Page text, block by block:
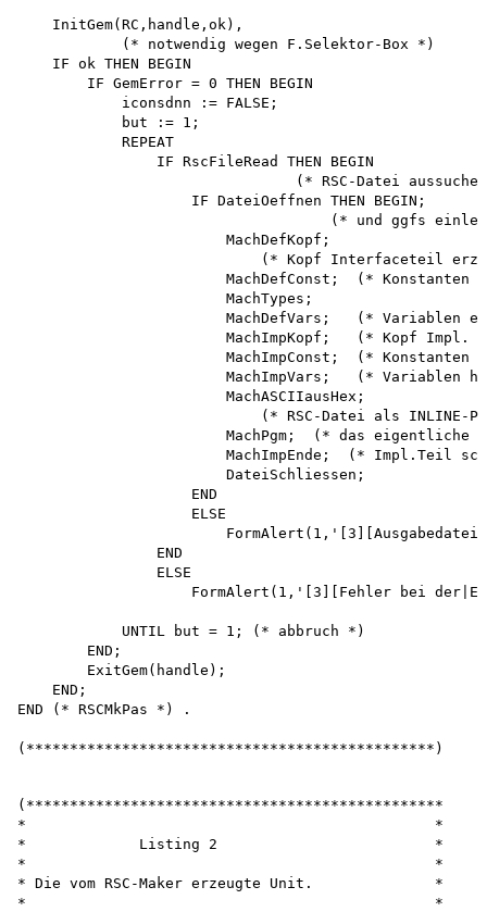
(************************************************
*                                               *
*             Listing 2                         *
*                                               *
* Die vom RSC-Maker erzeugte Unit.              *
*                                               *